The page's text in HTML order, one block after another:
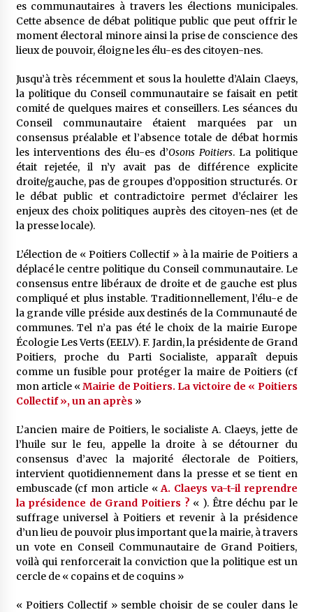
es communautaires à travers les élections municipales.
Cette absence de débat politique public que peut offrir le
moment électoral minore ainsi la prise de conscience des
lieux de pouvoir, éloigne les élu-es des citoyen-nes.
Jusqu’à très récemment et sous la houlette d’Alain Claeys,
la politique du Conseil communautaire se faisait en petit
comité de quelques maires et conseillers. Les séances du
Conseil communautaire étaient marquées par un
consensus préalable et l’absence totale de débat hormis
les interventions des élu-es d’Osons Poitiers. La politique
était rejetée, il n’y avait pas de différence explicite
droite/gauche, pas de groupes d’opposition structurés. Or
le débat public et contradictoire permet d’éclairer les
enjeux des choix politiques auprès des citoyen-nes (et de
la presse locale).
L’élection de « Poitiers Collectif » à la mairie de Poitiers a
déplacé le centre politique du Conseil communautaire. Le
consensus entre libéraux de droite et de gauche est plus
compliqué et plus instable. Traditionnellement, l’élu-e de
la grande ville préside aux destinés de la Communauté de
communes. Tel n’a pas été le choix de la mairie Europe
Écologie Les Verts (EELV). F. Jardin, la présidente de Grand
Poitiers, proche du Parti Socialiste, apparaît depuis
comme un fusible pour protéger la maire de Poitiers (cf
mon article «Mairie de Poitiers. La victoire de « Poitiers
Collectif », un an après »
L’ancien maire de Poitiers, le socialiste A. Claeys, jette de
l’huile sur le feu, appelle la droite à se détourner du
consensus d’avec la majorité électorale de Poitiers,
intervient quotidiennement dans la presse et se tient en
embuscade (cf mon article «A. Claeys va-t-il reprendre
la présidence de Grand Poitiers ? « ). Être déchu par le
suffrage universel à Poitiers et revenir à la présidence
d’un lieu de pouvoir plus important que la mairie, à travers
un vote en Conseil Communautaire de Grand Poitiers,
voilà qui renforcerait la conviction que la politique est un
cercle de « copains et de coquins »
« Poitiers Collectif » semble choisir de se couler dans le